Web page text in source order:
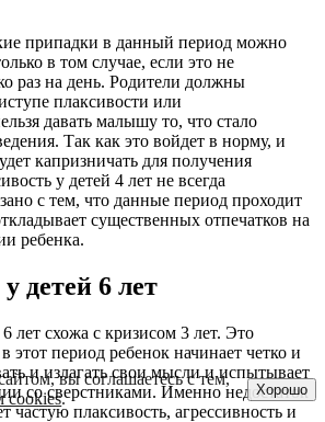
припадки в данный период можно
в том случае, если это не
раз на день. Родители должны
плаксивости или
давать малышу то, что стало
Так как это войдет в норму, и
капризничать для получения
у детей 4 лет не всегда
с тем, что данные период проходит
существенных отпечатков на
ребенка.
детей 6 лет
лет схожа с кризисом 3 лет. Это
этот период ребенок начинает четко и
и излагать свои мысли и испытывает
со сверстниками. Именно недостаток
частую плаксивость, агрессивность и
вы соглашаетесь с тем,
cookies. Хорошо